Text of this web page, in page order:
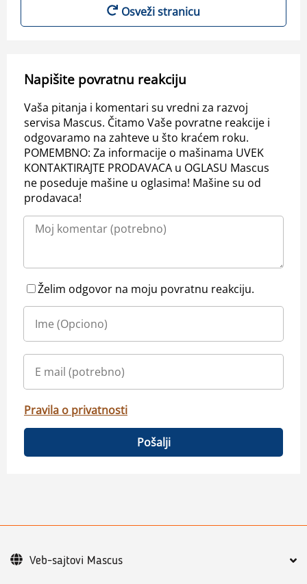
Osveži stranicu
Napišite povratnu reakciju
Vaša pitanja i komentari su vredni za razvoj
servisa Mascus. Čitamo Vaše povratne reakcije i
odgovaramo na zahteve u što kraćem roku.
POMEMBNO: Za informacije o mašinama UVEK
KONTAKTIRAJTE PRODAVACA u OGLASU Mascus
ne poseduje mašine u oglasima! Mašine su od
prodavaca!
Želim odgovor na moju povratnu reakciju.
Pravila o privatnosti
Pošalji
Veb-sajtovi Mascus